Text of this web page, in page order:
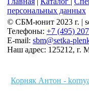
персональных данных
© СБМ-юнит 2023 г. |
Телефоны: +7 (495)
E-mail: sbm@setka-
Наш адрес: 125212, г.
Корняк Антон -